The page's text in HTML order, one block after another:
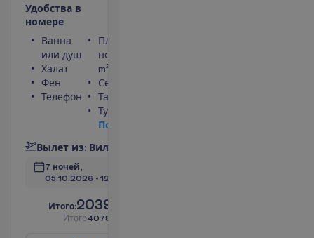
Удобства в
номере
Ванна
или душ
Халат
Фен
Телефон
Площадь
номера 40
m²
Сейф
Тапочки
Туалет
По
Вылет из: Вил
7 ночей,
05.10.2026 - 12.10.2026
Итого:2039.00
Итого4078.00